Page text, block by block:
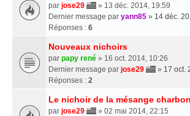
par jose29
» 13 déc. 2014, 19:59
Dernier message par yann85 » 14 déc.
Réponses : 6
Nouveaux nichoirs
par papy rené » 16 oct. 2014, 10:26
Dernier message par jose29 » 17 oct.
Réponses : 2
Le nichoir de la mésange
par jose29
» 02 mai 2014, 22:15